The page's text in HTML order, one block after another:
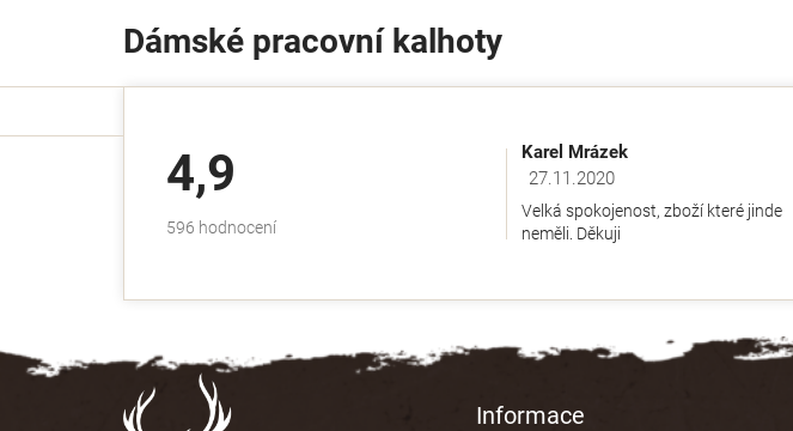
Dámské pracovní kalhoty
4,9
Průměrné
5
hvězdiček.
596 hodnocení
Karel Mrázek
Hodnocení obchodu je 5 z 5 hvězdiček.
27.11.2020
Velká spokojenost, zboží které jinde
neměli. Děkuji
Informace